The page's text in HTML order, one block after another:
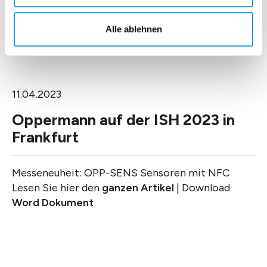
Alle ablehnen
11.04.2023
Oppermann auf der ISH 2023 in
Frankfurt
Messeneuheit: OPP-SENS Sensoren mit NFC
Lesen Sie hier den ganzen Artikel | Download
Word Dokument